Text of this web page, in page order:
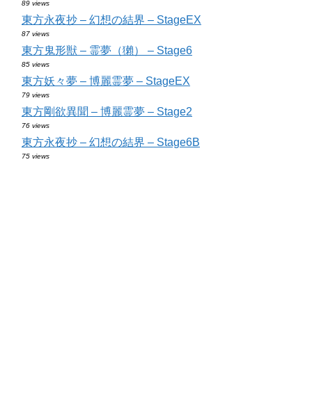
89 views
東方永夜抄 – 幻想の結界 – StageEX
87 views
東方鬼形獣 – 霊夢（獺） – Stage6
85 views
東方妖々夢 – 博麗霊夢 – StageEX
79 views
東方剛欲異聞 – 博麗霊夢 – Stage2
76 views
東方永夜抄 – 幻想の結界 – Stage6B
75 views